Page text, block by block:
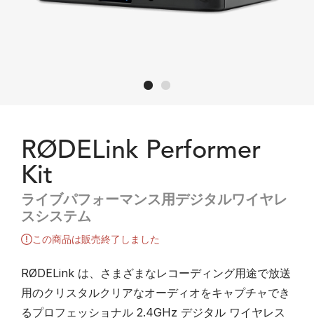
RØDELink Performer
Kit
ライブパフォーマンス用デジタルワイヤレ
スシステム
この商品は販売終了しました
RØDELink は、さまざまなレコーディング用途で放送
用のクリスタルクリアなオーディオをキャプチャでき
るプロフェッショナル 2.4GHz デジタル ワイヤレス